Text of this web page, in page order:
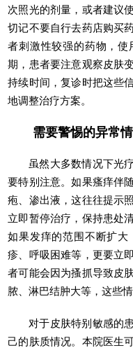
次照光的剂量，或者建议
切记不要自行去药店购买
者刺激性较强的药物，
期，患者要注意观察皮肤
持续时间，复诊时把这些
地调整治疗方案。
需要警惕的异常
虽然大多数情况下光
要特别注意。如果瘙痒伴
疱、渗出液，这往往提示
立即暂停治疗，保持患处
如果发痒的范围不断扩大
疹、呼吸困难等，更要立
者可能会因为搔抓导致皮
脓、淋巴结肿大等，这些
对于皮肤特别敏感的
己的肤质情况。本院医生